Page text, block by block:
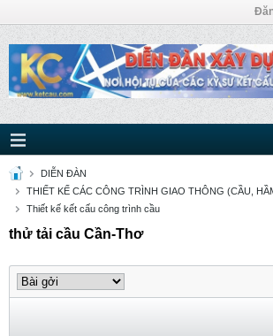
DIỄN ĐÀN
THIẾT KẾ CÁC CÔNG TRÌNH GIAO THÔNG (CẦU,
Thiết kế kết cấu công trình cầu
thử tải cầu Cần-Thơ